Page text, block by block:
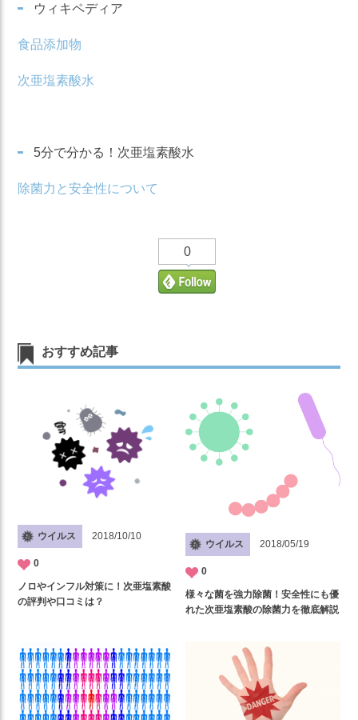
ウィキペディア
食品添加物
次亜塩素酸水
5分で分かる！次亜塩素酸水
除菌力と安全性について
0
おすすめ記事
ウイルス 2018/10/10
0
ノロやインフル対策に！次亜塩素酸
の評判や口コミは？
ウイルス 2018/05/19
0
様々な菌を強力除菌！安全性にも優
れた次亜塩素酸の除菌力を徹底解説